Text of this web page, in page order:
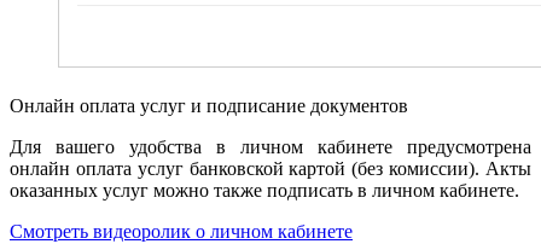
Онлайн оплата услуг и подписание документов
Для вашего удобства в личном кабинете предусмотрена
онлайн оплата услуг банковской картой (без комиссии). Акты
оказанных услуг можно также подписать в личном кабинете.
Смотреть видеоролик о личном кабинете